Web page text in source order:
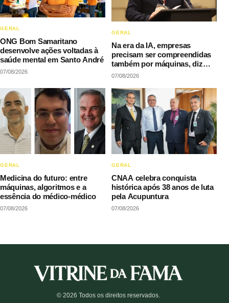
GERAL
ONG Bom Samaritano
desenvolve ações voltadas à
saúde mental em Santo André
07/08/2026
GERAL
Na era da IA, empresas
precisam ser compreendidas
também por máquinas, diz
LAQI
07/08/2026
GERAL
Medicina do futuro: entre
máquinas, algoritmos e a
essência do médico-médico
07/08/2026
GERAL
CNAA celebra conquista
histórica após 38 anos de luta
pela Acupuntura
07/08/2026
© 2026 Todos os direitos reservados.